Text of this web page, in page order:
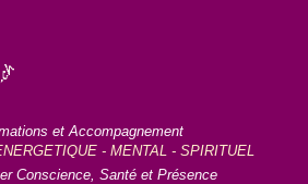
et Accompagnement
- MENTAL - SPIRITUEL
Conscience, Santé et Présence